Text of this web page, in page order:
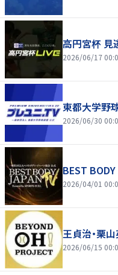
高円宮杯 見
2026/06/17
東都大学野
2026/06/30
BEST BODY
2026/04/01
王貞治・栗
2026/06/15